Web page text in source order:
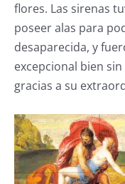
flores. Las sirenas
poseer alas para
desaparecida, y
excepcional bien
gracias a su